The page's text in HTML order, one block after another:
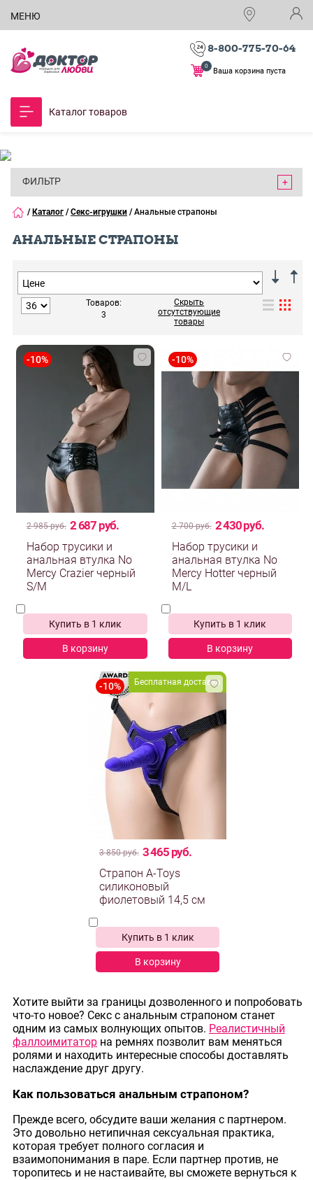
МЕНЮ
8-800-775-70-64
Ваша корзина пуста
0
Каталог товаров
ФИЛЬТР
/ Каталог / Секс-игрушки / Анальные страпоны
АНАЛЬНЫЕ СТРАПОНЫ
Товаров:
3
Скрыть
отсутствующие
товары
2 687 руб.
2 985 руб.
Купить в 1 клик
В корзину
2 430 руб.
2 700 руб.
Купить в 1 клик
В корзину
Бесплатная доставка
3 465 руб.
3 850 руб.
Купить в 1 клик
В корзину
Хотите выйти за границы дозволенного и попробовать
что-то новое? Секс с анальным страпоном станет
одним из самых волнующих опытов. Реалистичный
фаллоимитатор на ремнях позволит вам меняться
ролями и находить интересные способы доставлять
наслаждение друг другу.
Как пользоваться анальным страпоном?
Прежде всего, обсудите ваши желания с партнером.
Это довольно нетипичная сексуальная практика,
которая требует полного согласия и
взаимопонимания в паре. Если партнер против, не
торопитесь и не настаивайте, вы сможете вернуться к